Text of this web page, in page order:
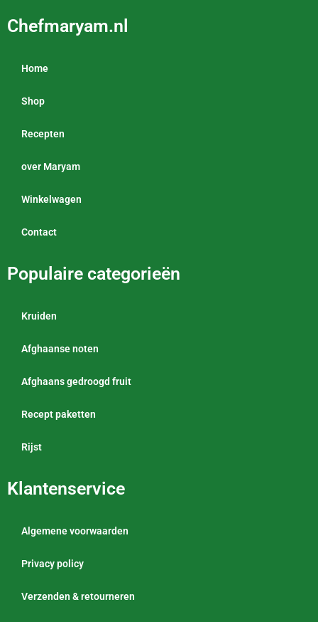
Chefmaryam.nl
Home
Shop
Recepten
over Maryam
Winkelwagen
Contact
Populaire categorieën
Kruiden
Afghaanse noten
Afghaans gedroogd fruit
Recept paketten
Rijst
Klantenservice
Algemene voorwaarden
Privacy policy
Verzenden & retourneren